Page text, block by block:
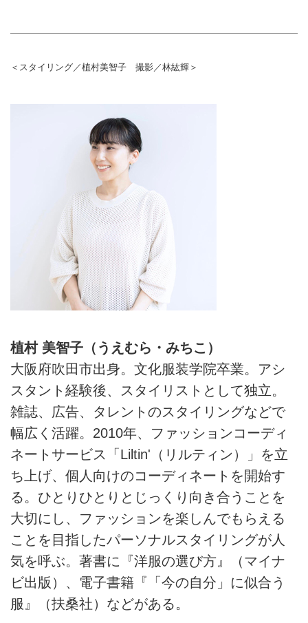
＜スタイリング／植村美智子 撮影／林紘輝＞
植村 美智子（うえむら・みちこ）
大阪府吹田市出身。文化服装学院卒業。アシ
スタント経験後、スタイリストとして独立。
雑誌、広告、タレントのスタイリングなどで
幅広く活躍。2010年、ファッションコーディ
ネートサービス「Liltin'（リルティン）」を立
ち上げ、個人向けのコーディネートを開始す
る。ひとりひとりとじっくり向き合うことを
大切にし、ファッションを楽しんでもらえる
ことを目指したパーソナルスタイリングが人
気を呼ぶ。著書に『洋服の選び方』（マイナ
ビ出版）、電子書籍『「今の自分」に似合う
服』（扶桑社）などがある。